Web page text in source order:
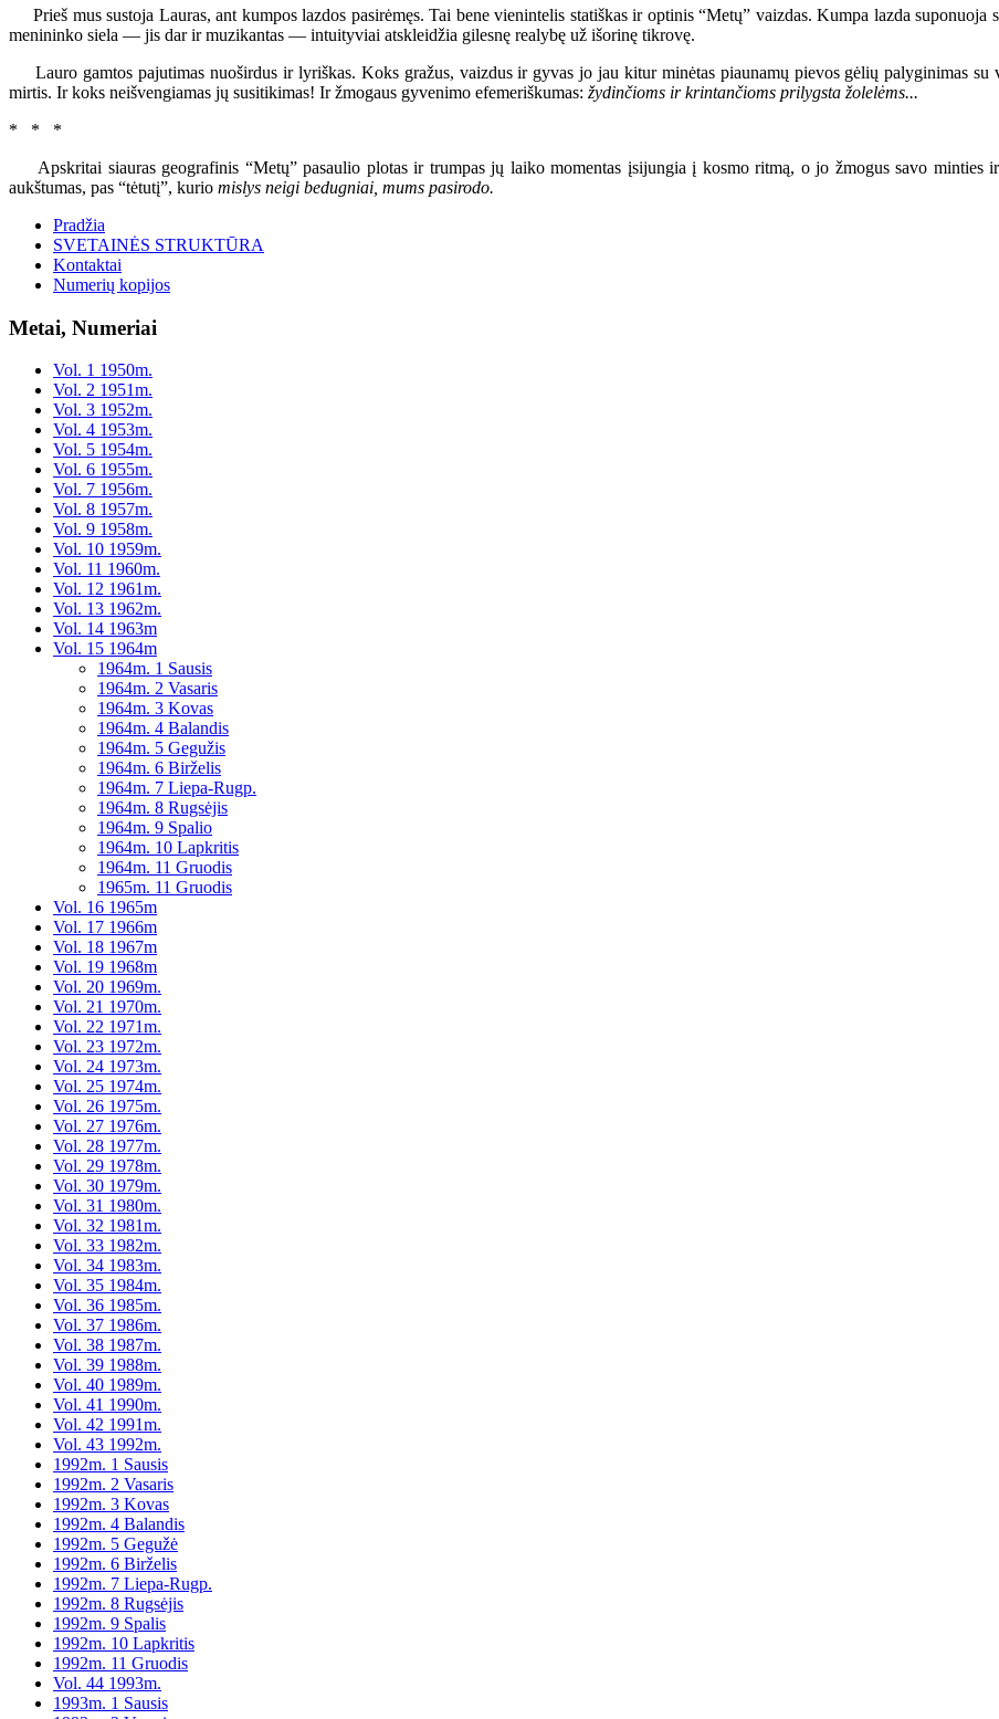
Prieš mus sustoja Lauras, ant kumpos lazdos pasirėmęs. Tai bene vienintelis statiškas ir optinis “Metų” vaizdas. Kumpa lazda
menininko siela — jis dar ir muzikantas — intuityviai atskleidžia gilesnę realybę už išorinę tikrovę.
Lauro gamtos pajutimas nuoširdus ir lyriškas. Koks gražus, vaizdus ir gyvas jo jau kitur minėtas piaunamų pievos gėlių palyginimas
mirtis. Ir koks neišvengiamas jų susitikimas! Ir žmogaus gyvenimo efemeriškumas: žydinčioms ir krintančioms prilygsta žolelėms...
* * *
Apskritai siauras geografinis “Metų” pasaulio plotas ir trumpas jų laiko momentas įsijungia į kosmo ritmą, o jo žmogus savo minties
aukštumas, pas “tėtutį”, kurio mislys neigi bedugniai, mums pasirodo.
Pradžia
SVETAINĖS STRUKTŪRA
Kontaktai
Numerių kopijos
Metai, Numeriai
Vol. 1 1950m.
Vol. 2 1951m.
Vol. 3 1952m.
Vol. 4 1953m.
Vol. 5 1954m.
Vol. 6 1955m.
Vol. 7 1956m.
Vol. 8 1957m.
Vol. 9 1958m.
Vol. 10 1959m.
Vol. 11 1960m.
Vol. 12 1961m.
Vol. 13 1962m.
Vol. 14 1963m
Vol. 15 1964m
1964m. 1 Sausis
1964m. 2 Vasaris
1964m. 3 Kovas
1964m. 4 Balandis
1964m. 5 Gegužis
1964m. 6 Birželis
1964m. 7 Liepa-Rugp.
1964m. 8 Rugsėjis
1964m. 9 Spalio
1964m. 10 Lapkritis
1964m. 11 Gruodis
1965m. 11 Gruodis
Vol. 16 1965m
Vol. 17 1966m
Vol. 18 1967m
Vol. 19 1968m
Vol. 20 1969m.
Vol. 21 1970m.
Vol. 22 1971m.
Vol. 23 1972m.
Vol. 24 1973m.
Vol. 25 1974m.
Vol. 26 1975m.
Vol. 27 1976m.
Vol. 28 1977m.
Vol. 29 1978m.
Vol. 30 1979m.
Vol. 31 1980m.
Vol. 32 1981m.
Vol. 33 1982m.
Vol. 34 1983m.
Vol. 35 1984m.
Vol. 36 1985m.
Vol. 37 1986m.
Vol. 38 1987m.
Vol. 39 1988m.
Vol. 40 1989m.
Vol. 41 1990m.
Vol. 42 1991m.
Vol. 43 1992m.
1992m. 1 Sausis
1992m. 2 Vasaris
1992m. 3 Kovas
1992m. 4 Balandis
1992m. 5 Gegužė
1992m. 6 Birželis
1992m. 7 Liepa-Rugp.
1992m. 8 Rugsėjis
1992m. 9 Spalis
1992m. 10 Lapkritis
1992m. 11 Gruodis
Vol. 44 1993m.
1993m. 1 Sausis